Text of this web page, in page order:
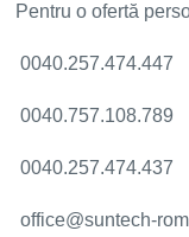
Pentru o ofertă
0040.257.474.447
0040.757.108.789
0040.257.474.437
office@suntech-